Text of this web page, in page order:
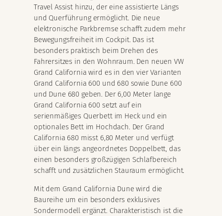
Travel Assist hinzu, der eine assistierte Längs
und Querführung ermöglicht. Die neue
elektronische Parkbremse schafft zudem mehr
Bewegungsfreiheit im Cockpit. Das ist
besonders praktisch beim Drehen des
Fahrersitzes in den Wohnraum. Den neuen VW
Grand California wird es in den vier Varianten
Grand California 600 und 680 sowie Dune 600
und Dune 680 geben. Der 6,00 Meter lange
Grand California 600 setzt auf ein
serienmäßiges Querbett im Heck und ein
optionales Bett im Hochdach. Der Grand
California 680 misst 6,80 Meter und verfügt
über ein längs angeordnetes Doppelbett, das
einen besonders großzügigen Schlafbereich
schafft und zusätzlichen Stauraum ermöglicht.
Mit dem Grand California Dune wird die
Baureihe um ein besonders exklusives
Sondermodell ergänzt. Charakteristisch ist die